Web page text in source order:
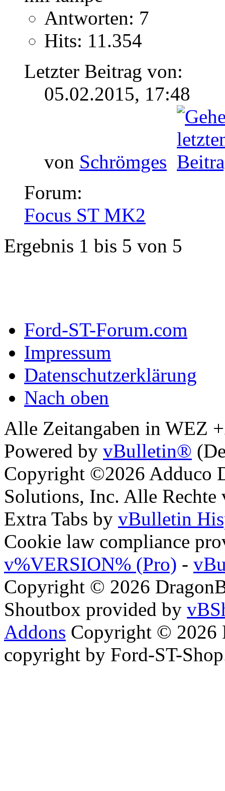
Antworten: 7
Hits: 11.354
Letzter Beitrag von:
05.02.2015, 17:48
von Schrömges
Forum:
Focus ST MK2
Ergebnis 1 bis 5 von 5
Ford-ST-Forum.com
Impressum
Datenschutzerklärung
Nach oben
Alle Zeitangaben in WEZ
Powered by vBulletin®
Copyright ©2026 Adduco
Solutions, Inc. Alle Rechte
Extra Tabs by vBulletin
Cookie law compliance
v%VERSION% (Pro) -
Copyright © 2026
Shoutbox provided by
Addons Copyright © 2026
copyright by Ford-ST-